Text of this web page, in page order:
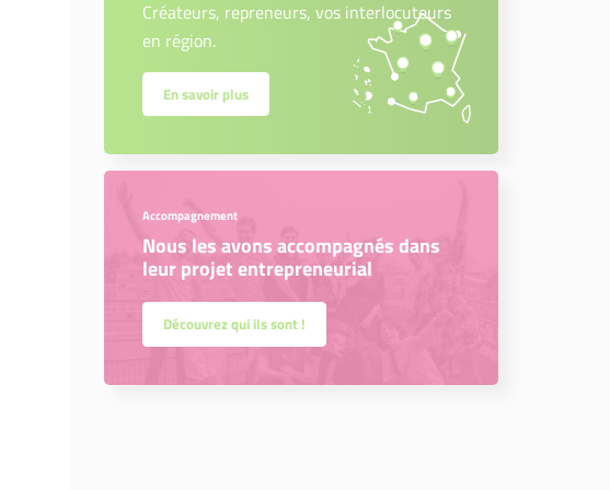
Créateurs, repreneurs, vos interlocuteurs
en région.
En savoir plus
Accompagnement
Nous les avons accompagnés dans
leur projet entrepreneurial
Découvrez qui ils sont !